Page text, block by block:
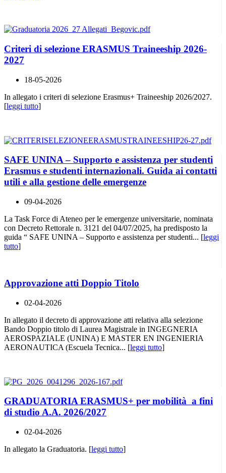
Criteri di selezione ERASMUS Traineeship 2026-
2027
18-05-2026
In allegato i criteri di selezione Erasmus+ Traineeship 2026/2027.
[leggi tutto]
SAFE UNINA – Supporto e assistenza per studenti
Erasmus e studenti internazionali. Guida ai contatti
utili e alla gestione delle emergenze
09-04-2026
La Task Force di Ateneo per le emergenze universitarie, nominata
con Decreto Rettorale n. 3121 del 04/07/2025, ha predisposto la
guida “ SAFE UNINA – Supporto e assistenza per studenti... [leggi
tutto]
Approvazione atti Doppio Titolo
02-04-2026
In allegato il decreto di approvazione atti relativa alla selezione
Bando Doppio titolo di Laurea Magistrale in INGEGNERIA
AEROSPAZIALE (UNINA) E MASTER EN INGENIERIA
AERONAUTICA (Escuela Tecnica... [leggi tutto]
GRADUATORIA ERASMUS+ per mobilità a fini
di studio A.A. 2026/2027
02-04-2026
In allegato la Graduatoria. [leggi tutto]